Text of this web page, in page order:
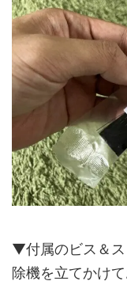
▼付属のビス＆ス
除機を立てかけ